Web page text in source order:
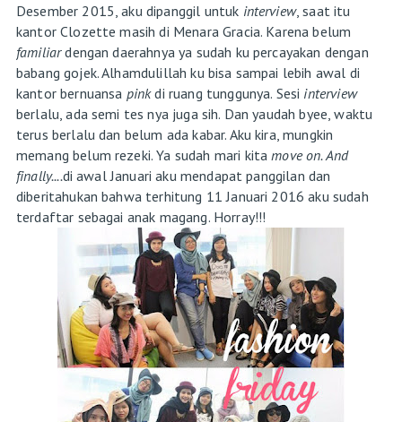
Desember 2015, aku dipanggil untuk interview, saat itu
kantor Clozette masih di Menara Gracia. Karena belum
familiardengan daerahnya ya sudah ku percayakan dengan
babang gojek. Alhamdulillah ku bisa sampai lebih awal di
kantor bernuansa pinkdi ruang tunggunya. Sesi interview
berlalu, ada semi tes nya juga sih. Dan yaudah byee, waktu
terus berlalu dan belum ada kabar. Aku kira, mungkin
memang belum rezeki. Ya sudah mari kita move on. And
finally....di awal Januari aku mendapat panggilan dan
diberitahukan bahwa terhitung 11 Januari 2016 aku sudah
terdaftar sebagai anak magang. Horray!!!